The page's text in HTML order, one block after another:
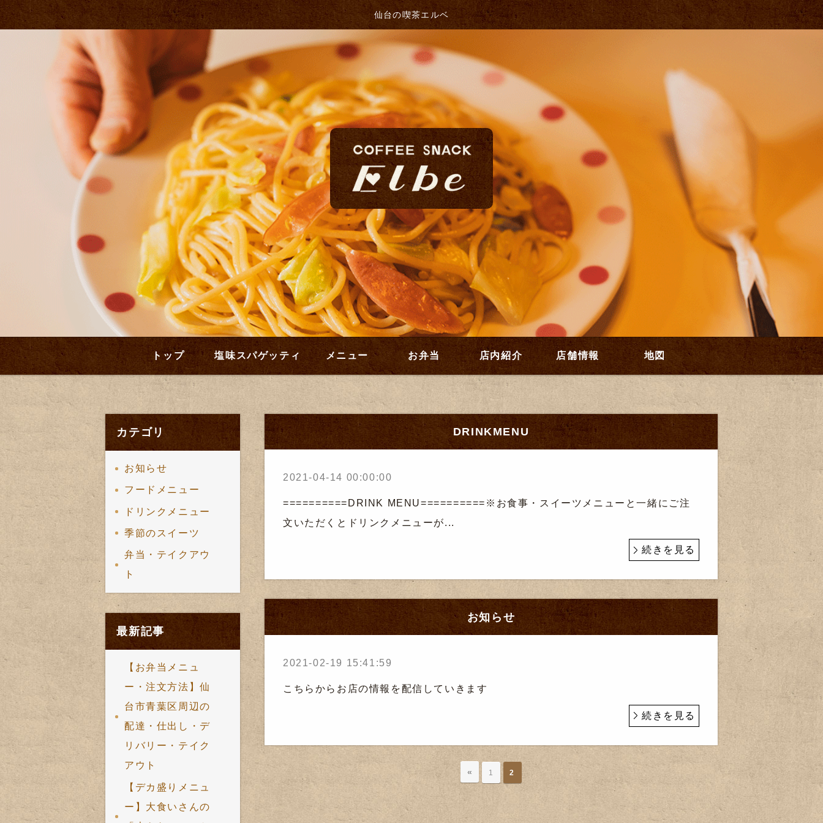
仙台の喫茶エルベ
トップ 塩味スパゲッティ メニュー お弁当 店内紹介 店舗情報 地図
カテゴリ
お知らせ
フードメニュー
ドリンクメニュー
季節のスイーツ
弁当・テイクアウ
ト
最新記事
【お弁当メニュ
ー・注文方法】仙
台市青葉区周辺の
配達・仕出し・デ
リバリー・テイク
アウト
【デカ盛りメニュ
ー】大食いさんの
DRINKMENU
2021-04-14 00:00:00
==========DRINK MENU==========※お食事・スイーツメニューと一緒にご注
文いただくとドリンクメニューが...
続きを見る
お知らせ
2021-02-19 15:41:59
こちらからお店の情報を配信していきます
続きを見る
« 1 2